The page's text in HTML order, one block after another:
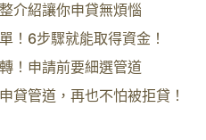
介紹讓你申貸無煩惱
！6步驟就能取得資金！
！申請前要細選管道
貸管道，再也不怕被拒貸！